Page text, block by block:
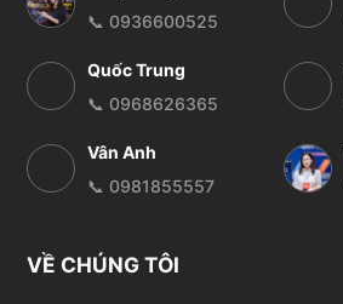
📞 0936600525
Quốc Trung
📞 0968626365
Vân Anh
📞 0981855557
VỀ CHÚNG TÔI